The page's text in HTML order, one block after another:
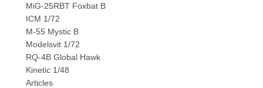
MiG-25RBT Foxbat B
ICM 1/72
M-55 Mystic B
Modelsvit 1/72
RQ-4B Global Hawk
Kinetic 1/48
Articles